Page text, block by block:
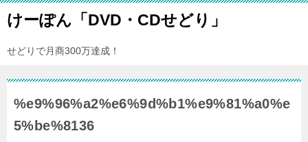
けーぽん「DVD・CDせどり」
せどりで月商300万達成！
%e9%96%a2%e6%9d%b1%e9%81%a0%e
5%be%8136